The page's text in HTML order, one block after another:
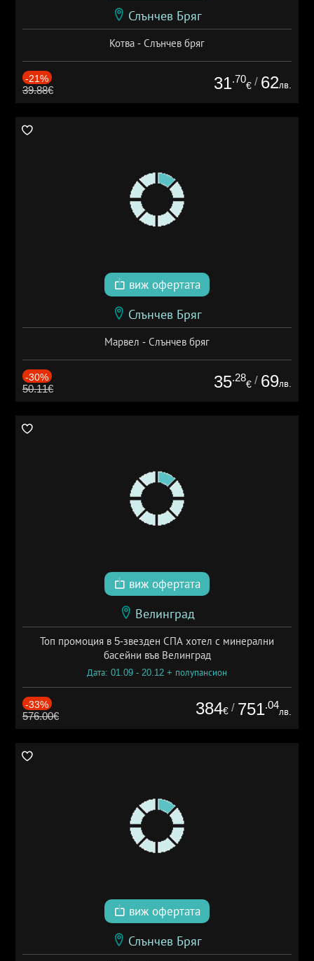
Слънчев Бряг
Котва - Слънчев бряг
-21%
39.88€ 31.70
€ / 62лв.
виж офертата
Слънчев Бряг
Марвел - Слънчев бряг
-30%
50.11€ 35.28
€ / 69лв.
виж офертата
Велинград
Топ промоция в 5-звезден СПА хотел с минерални
басейни във Велинград
Дата: 01.09 - 20.12 + полупансион
-33%
576.00€ 384€ / 751.04
лв.
виж офертата
Слънчев Бряг